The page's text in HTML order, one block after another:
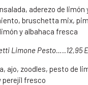
aderezo de
bruschetta mix,
y albahaca fresca
Limone Pesto…..12,95
ajo, zoodles, pesto de
perejil fresco